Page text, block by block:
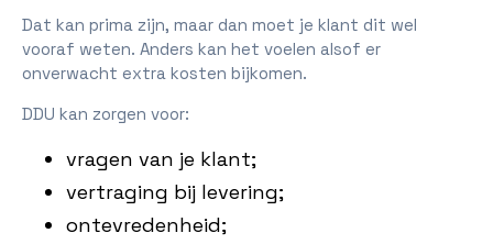
Dat kan prima zijn, maar dan moet je klant dit wel
vooraf weten. Anders kan het voelen alsof er
onverwacht extra kosten bijkomen.
DDU kan zorgen voor:
vragen van je klant;
vertraging bij levering;
ontevredenheid;